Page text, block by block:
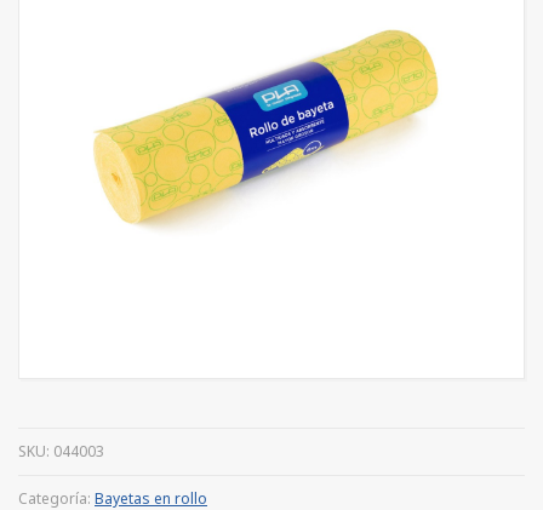
SKU: 044003
Categoría: Bayetas en rollo